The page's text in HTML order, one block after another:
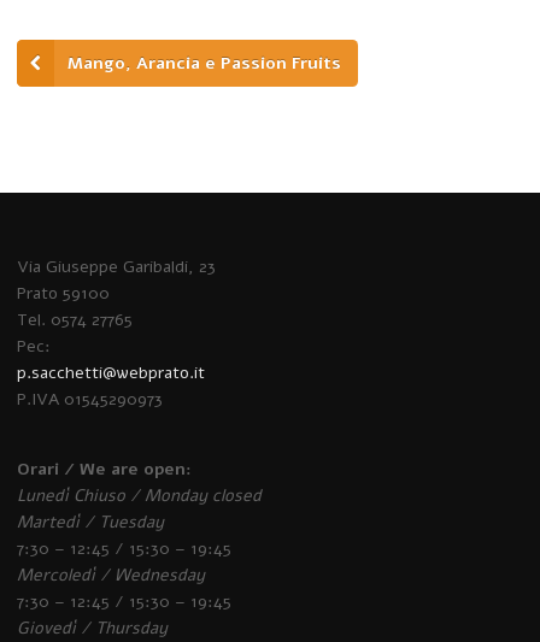
Mango, Arancia e Passion Fruits
Via Giuseppe Garibaldi, 23
Prato 59100
Tel. 0574 27765
Pec:
p.sacchetti@webprato.it
P.IVA 01545290973
Orari / We are open:
Lunedì Chiuso / Monday closed
Martedì / Tuesday
7:30 – 12:45 / 15:30 – 19:45
Mercoledì / Wednesday
7:30 – 12:45 / 15:30 – 19:45
Giovedì / Thursday